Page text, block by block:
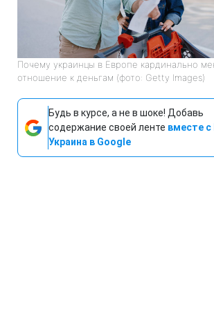
Почему украинцы в Европе кардинально
отношение к деньгам (фото: Getty Images)
Будь в курсе, а не в шоке! Добавь
содержание своей ленте вместе с
Украина в Google